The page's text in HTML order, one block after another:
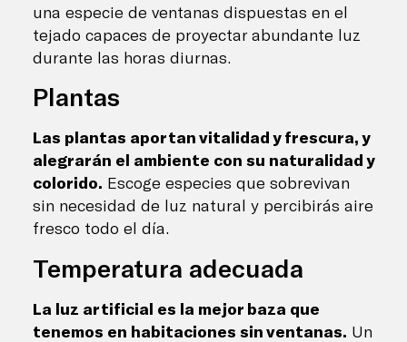
una especie de ventanas dispuestas en el
tejado capaces de proyectar abundante luz
durante las horas diurnas.
Plantas
Las plantas aportan vitalidad y frescura, y
alegrarán el ambiente con su naturalidad y
colorido. Escoge especies que sobrevivan
sin necesidad de luz natural y percibirás aire
fresco todo el día.
Temperatura adecuada
La luz artificial es la mejor baza que
tenemos en habitaciones sin ventanas. Un